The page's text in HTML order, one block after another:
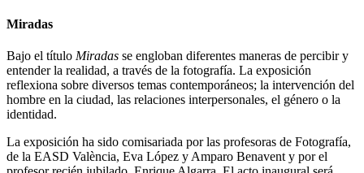
Miradas
Bajo el título Miradas se engloban diferentes maneras de percibir y
entender la realidad, a través de la fotografía. La exposición
reflexiona sobre diversos temas contemporáneos; la intervención del
hombre en la ciudad, las relaciones interpersonales, el género o la
identidad.
La exposición ha sido comisariada por las profesoras de Fotografía,
de la EASD València, Eva López y Amparo Benavent y por el